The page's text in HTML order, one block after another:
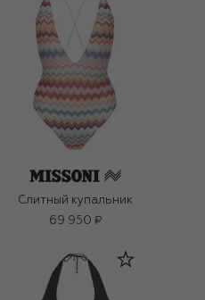
Слитный купальник
69 950 ₽